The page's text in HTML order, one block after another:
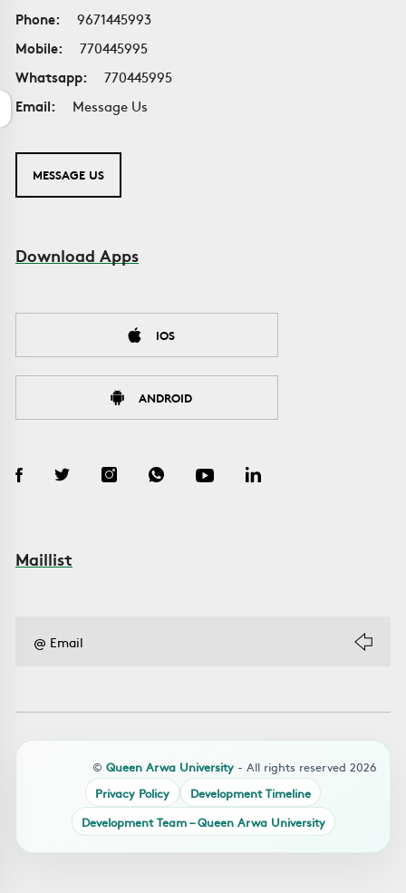
Phone:
9671445993
Mobile:
770445995
Whatsapp:
770445995
Email:
Message Us
MESSAGE US
Download Apps
IOS
ANDROID
Maillist
© Queen Arwa University - All rights reserved 2026
Privacy Policy
Development Timeline
Development Team – Queen Arwa University